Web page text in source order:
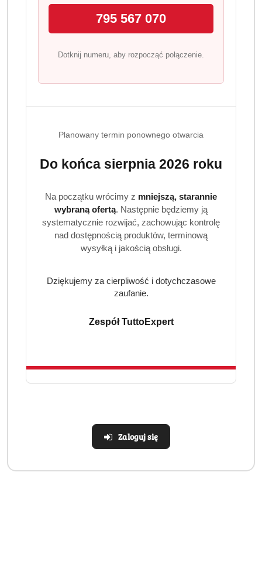
Oryginalny produkt Haribo prosto z Niemiec.
charakterystyczną lukrecją.
Przechowywanie:
Pomiń karuzelę produktów
Produkty
o
statusie:
Polecane
Produkty
o
statusie:
Podobne produkty
Marketyzacja.pl
Strefa klienta
795 567 070
Dotknij numeru, aby rozpocząć połączenie.
Planowany termin ponownego otwarcia
Do końca sierpnia 2026 roku
Na początku wrócimy z mniejszą, starannie
wybraną ofertą. Następnie będziemy ją
systematycznie rozwijać, zachowując kontrolę
nad dostępnością produktów, terminową
wysyłką i jakością obsługi.
Dziękujemy za cierpliwość i dotychczasowe
zaufanie.
Zespół TuttoExpert
Zaloguj się